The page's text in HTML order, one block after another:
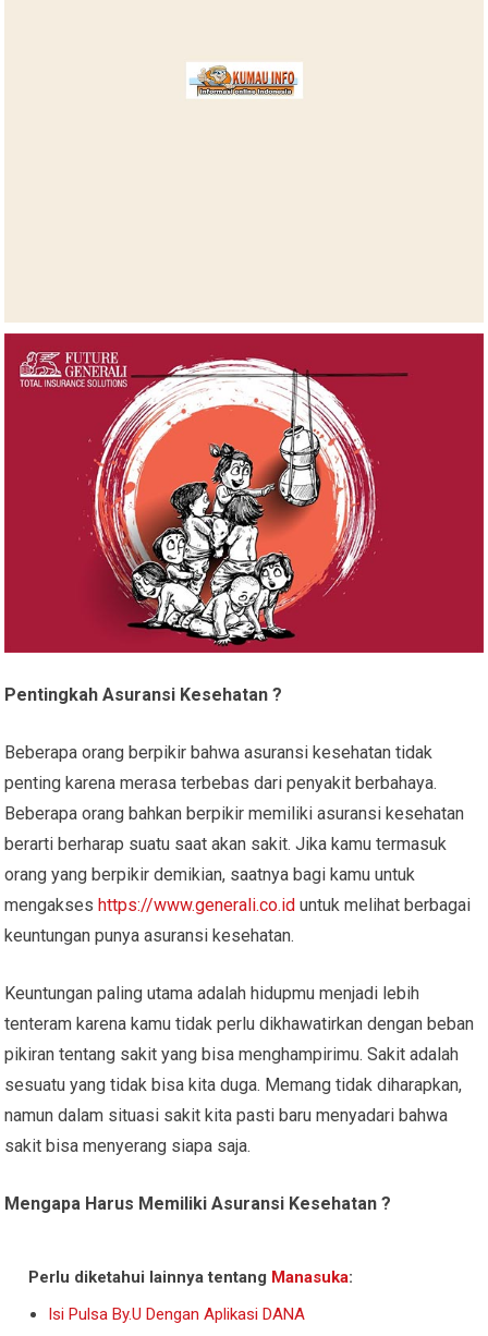
Pentingkah Asuransi Kesehatan ?
Beberapa orang berpikir bahwa asuransi kesehatan tidak
penting karena merasa terbebas dari penyakit berbahaya.
Beberapa orang bahkan berpikir memiliki asuransi kesehatan
berarti berharap suatu saat akan sakit. Jika kamu termasuk
orang yang berpikir demikian, saatnya bagi kamu untuk
mengakseshttps://www.generali.co.id untuk melihat berbagai
keuntungan punya asuransi kesehatan.
Keuntungan paling utama adalah hidupmu menjadi lebih
tenteram karena kamu tidak perlu dikhawatirkan dengan beban
pikiran tentang sakit yang bisa menghampirimu. Sakit adalah
sesuatu yang tidak bisa kita duga. Memang tidak diharapkan,
namun dalam situasi sakit kita pasti baru menyadari bahwa
sakit bisa menyerang siapa saja.
Mengapa Harus Memiliki Asuransi Kesehatan ?
Perlu diketahui lainnya tentang Manasuka:
Isi Pulsa By.U Dengan Aplikasi DANA